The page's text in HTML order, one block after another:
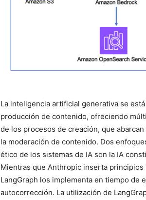
La inteligencia artificial generativa se
producción de contenido, ofreciendo
de los procesos de creación, que
la moderación de contenido. Dos
ético de los sistemas de IA son la IA
Mientras que Anthropic inserta
LangGraph los implementa en tiempo de
autocorrección. La utilización de